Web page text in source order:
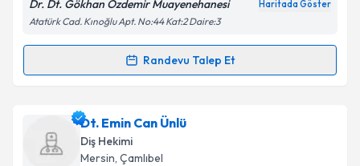
Kişisel verilerimin işlenmesine ilişkin
Metni'ni okudum ve kişisel verilerimin belirtilen
Takvim Talebini Gönder
Dr. Dt. Gökhan Özdemir Muayenehanesi Haritada Göster
Atatürk Cad. Kınoğlu Apt. No:44 Kat:2 Daire:3
Randevu Talep Et
Randevu Takvimi Talebi
Dr. Dt. Gökhan Özdemir
oluşturun. Size bu uzmandan randevu almanız için bir
takvim hazırlandığında e-posta ile bilgilendireceğiz.
Dt. Emin Can Ünlü
Diş Hekimi
Mersin, Çamlıbel